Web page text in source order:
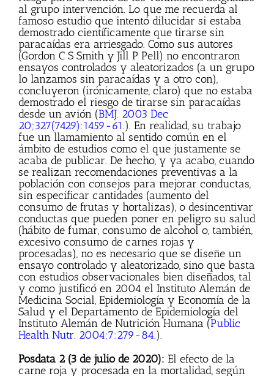
al grupo intervención. Lo que me recuerda al
famoso estudio que intentó dilucidar si estaba
demostrado científicamente que tirarse sin
paracaídas era arriesgado. Como sus autores
(Gordon C S Smith y Jill P Pell) no encontraron
ensayos controlados y aleatorizados (a un grupo
lo lanzamos sin paracaídas y a otro con),
concluyeron (irónicamente, claro) que no estaba
demostrado el riesgo de tirarse sin paracaídas
desde un avión (BMJ. 2003 Dec
20;327(7429):1459-61.). En realidad, su trabajo
fue un llamamiento al sentido común en el
ámbito de estudios como el que justamente se
acaba de publicar. De hecho, y ya acabo, cuando
se realizan recomendaciones preventivas a la
población con consejos para mejorar conductas,
sin especificar cantidades (aumento del
consumo de frutas y hortalizas), o desincentivar
conductas que pueden poner en peligro su salud
(hábito de fumar, consumo de alcohol o, también,
excesivo consumo de carnes rojas y
procesadas), no es necesario que se diseñe un
ensayo controlado y aleatorizado, sino que basta
con estudios observacionales bien diseñados, tal
y como justificó en 2004 el Instituto Alemán de
Medicina Social, Epidemiología y Economía de la
Salud y el Departamento de Epidemiología del
Instituto Alemán de Nutrición Humana (Public
Health Nutr. 2004;7:279-84.).
Posdata 2 (3 de julio de 2020): El efecto de la
carne roja y procesada en la mortalidad, según